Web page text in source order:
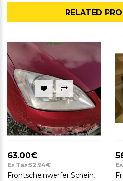
RELATED
63.00€
Ex Tax:52.94€
Frontscheinwerfer Scheinwerfer Ford Focus C-Max rechts Beifahrerseite